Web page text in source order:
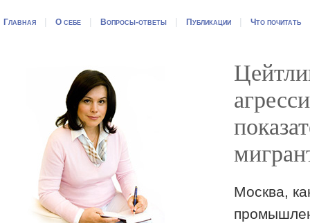
Главная О себе Вопросы-ответы Публикации Что почитать
Москва,